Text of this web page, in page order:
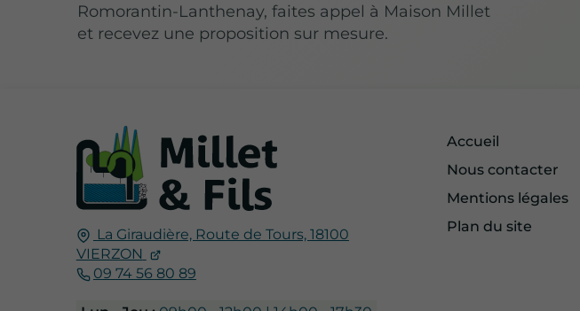
Romorantin-Lanthenay, faites appel à Maison Millet
et recevez une proposition sur mesure.
La Giraudière, Route de Tours, 18100
VIERZON
09 74 56 80 89
Accueil
Nous contacter
Mentions légales
Plan du site